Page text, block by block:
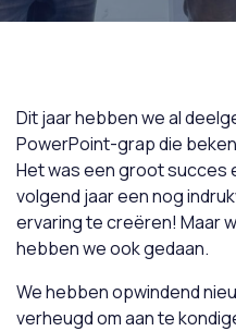
Dit jaar hebben we al
PowerPoint-grap die
Het was een groot succes
volgend jaar een nog
ervaring te creëren! Maar
hebben we ook gedaan.
We hebben opwindend
verheugd om aan te